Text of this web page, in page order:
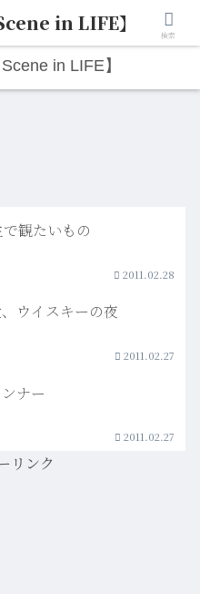
映画と写真と日々のこと。
in LIFE】
観たいもの
2011.02.28
ウイスキーの夜
2011.02.27
ナー
2011.02.27
リンク
in LIFE】 検索